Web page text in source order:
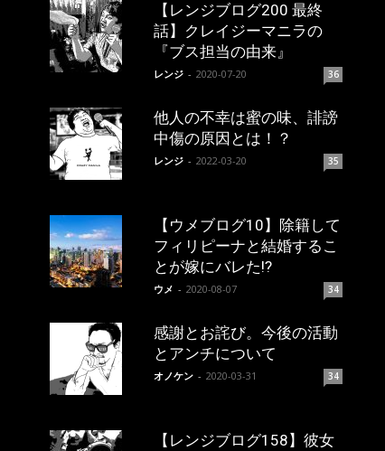
【レンジブログ200 最終
話】クレイジーマニラの
『ブス担当の由来』
レンジ - 2020-07-20 36
他人の不幸は蜜の味、誹謗
中傷の原因とは！？
レンジ - 2022-03-20 35
【ウメブログ10】除籍して
フィリピーナと結婚するこ
とが嫁にバレた!?
ウメ - 2020-08-07 34
感謝とお詫び。今後の活動
とアンチについて
オノケン - 2020-03-31 34
【レンジブログ158】彼女